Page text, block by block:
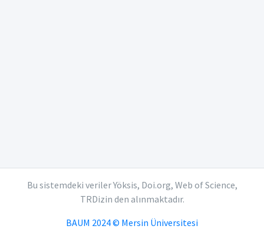
Bu sistemdeki veriler Yöksis, Doi.org, Web of Science,
TRDizin den alınmaktadır.
BAUM 2024 © Mersin Üniversitesi